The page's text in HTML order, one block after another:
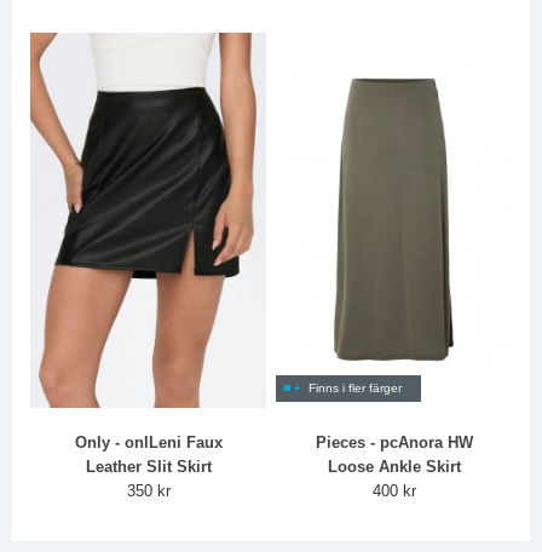
Only - onlLeni Faux
Leather Slit Skirt
350 kr
Finns i fler färger
Pieces - pcAnora HW
Loose Ankle Skirt
400 kr